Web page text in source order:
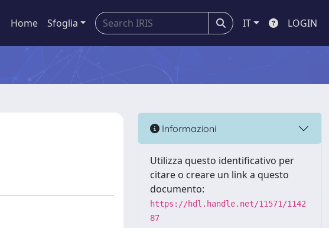
Home Sfoglia IT LOGIN
Informazioni
Utilizza questo identificativo per
citare o creare un link a questo
documento:
https://hdl.handle.net/11571/1142
87